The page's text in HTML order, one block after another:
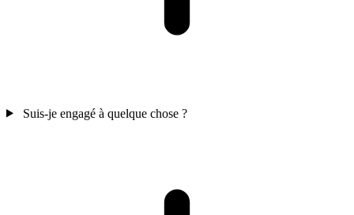
Suis-je engagé à quelque chose ?